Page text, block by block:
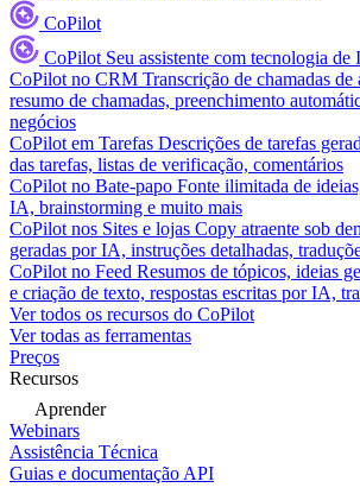
CoPilot
CoPilot Seu assistente com tecnologia
CoPilot no CRM Transcrição de chamadas
resumo de chamadas, preenchimento
negócios
CoPilot em Tarefas Descrições de tarefas
das tarefas, listas de verificação, comentários
CoPilot no Bate-papo Fonte ilimitada de
IA, brainstorming e muito mais
CoPilot nos Sites e lojas Copy atraente sob
geradas por IA, instruções detalhadas,
CoPilot no Feed Resumos de tópicos, ideias
e criação de texto, respostas escritas por IA,
Ver todos os recursos do CoPilot
Ver todas as ferramentas
Preços
Recursos
Aprender
Webinars
Assistência Técnica
Guias e documentação API